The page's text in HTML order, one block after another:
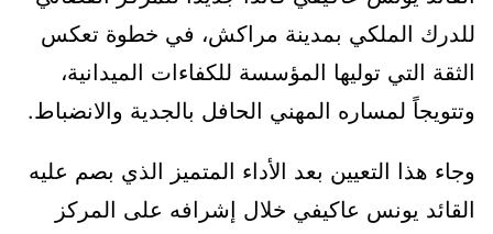
للدرك الملكي بمدينة مراكش، في خطوة تعكس
الثقة التي توليها المؤسسة للكفاءات الميدانية،
وتتويجاً لمساره المهني الحافل بالجدية والانضباط.
وجاء هذا التعيين بعد الأداء المتميز الذي بصم عليه
القائد يونس عاكيفي خلال إشرافه على المركز